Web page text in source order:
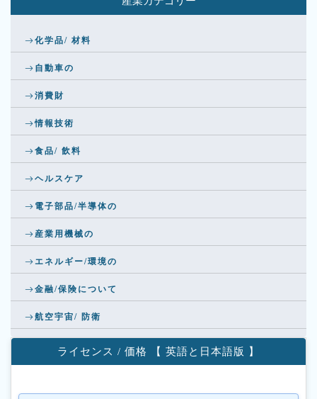
化学品/ 材料
自動車の
消費財
情報技術
食品/ 飲料
ヘルスケア
電子部品/半導体の
産業用機械の
エネルギー/環境の
金融/保険について
航空宇宙/ 防衛
ライセンス / 価格 【 英語と日本語版 】